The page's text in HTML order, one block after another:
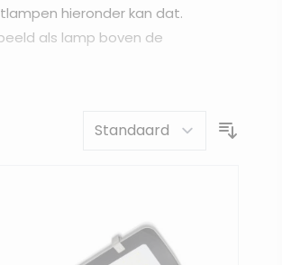
hieronder kan dat.
als lamp boven de
normale lampen zijn voor kortere